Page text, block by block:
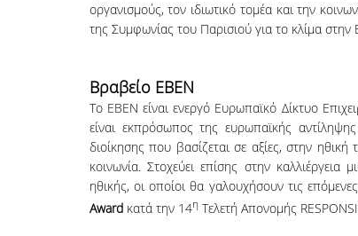
οργανισμούς, τον ιδιωτικό τομέα και την
της Συμφωνίας του Παρισιού για το κλίμα στην
Βραβείο ΕΒΕΝ
Το EBEN είναι ενεργό Ευρωπαϊκό Δίκτυο
είναι εκπρόσωπος της ευρωπαϊκής
διοίκησης που βασίζεται σε αξίες, στην
κοινωνία. Στοχεύει επίσης στην καλλιέργεια
ηθικής, οι οποίοι θα γαλουχήσουν τις
Award κατά την 14η Τελετή Απονομής